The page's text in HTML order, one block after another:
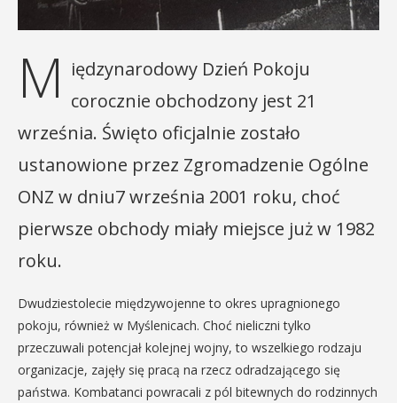
M iędzynarodowy Dzień Pokoju
corocznie obchodzony jest 21
września. Święto oficjalnie zostało
ustanowione przez Zgromadzenie Ogólne
ONZ w dniu7 września 2001 roku, choć
pierwsze obchody miały miejsce już w 1982
roku.
Dwudziestolecie międzywojenne to okres upragnionego
pokoju, również w Myślenicach. Choć nieliczni tylko
przeczuwali potencjał kolejnej wojny, to wszelkiego rodzaju
organizacje, zajęły się pracą na rzecz odradzającego się
państwa. Kombatanci powracali z pól bitewnych do rodzinnych